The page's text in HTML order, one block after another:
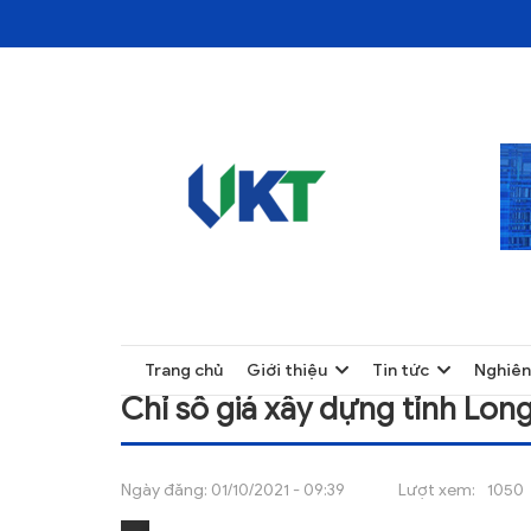
NGHIÊN CỨU
Trang chủ Giới thiệu Tin tức
Chỉ số giá xây dựng tỉnh
Ngày đăng: 01/10/2021 - 09:39 Lượt xem: 1050